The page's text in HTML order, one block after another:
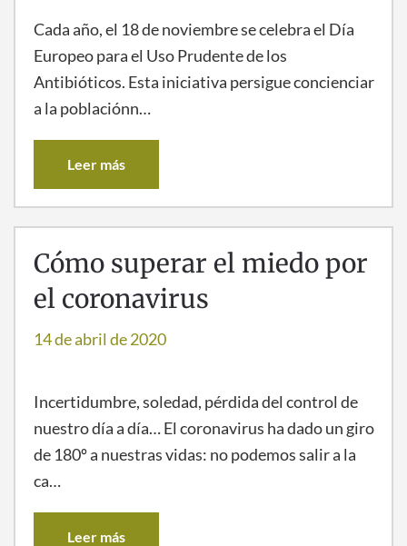
Cada año, el 18 de noviembre se celebra el Día
Europeo para el Uso Prudente de los
Antibióticos. Esta iniciativa persigue concienciar
a la poblaciónn…
Leer más
Cómo superar el miedo por
el coronavirus
14 de abril de 2020
Incertidumbre, soledad, pérdida del control de
nuestro día a día… El coronavirus ha dado un giro
de 180º a nuestras vidas: no podemos salir a la
ca…
Leer más